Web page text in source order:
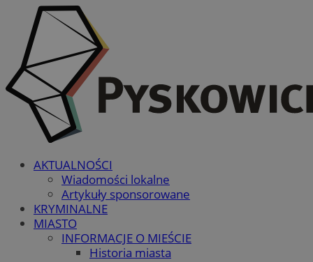
AKTUALNOŚCI
Wiadomości lokalne
Artykuły sponsorowane
KRYMINALNE
MIASTO
INFORMACJE O MIEŚCIE
Historia miasta